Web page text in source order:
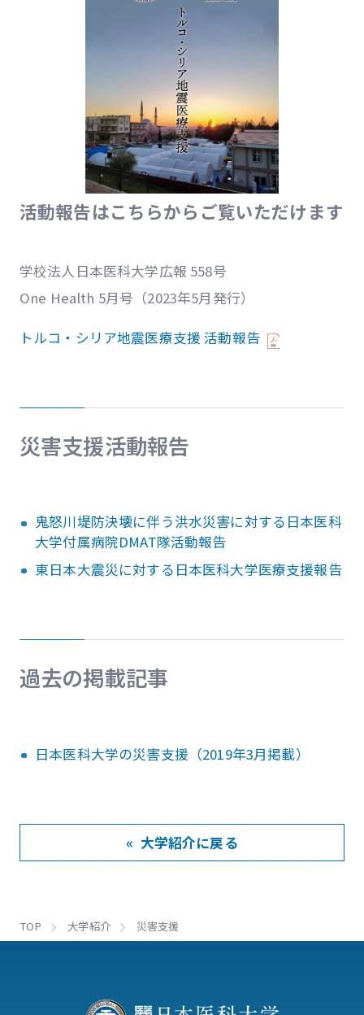
活動報告はこちらからご覧いただけます
学校法人日本医科大学広報 558号
One Health 5月号（2023年5月発行）
トルコ・シリア地震医療支援 活動報告
災害支援活動報告
鬼怒川堤防決壊に伴う洪水災害に対する日本医科
大学付属病院DMAT隊活動報告
東日本大震災に対する日本医科大学医療支援報告
過去の掲載記事
日本医科大学の災害支援（2019年3月掲載）
« 大学紹介に戻る
TOP 大学紹介 災害支援